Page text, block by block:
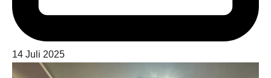
14 Juli 2025